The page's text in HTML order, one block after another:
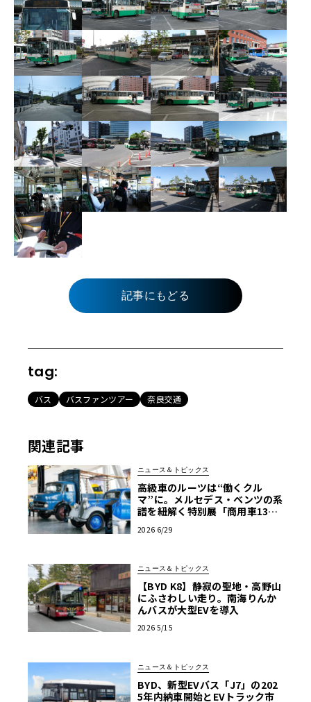
記事にもどる
tag:
バス バスファンツアー 奈良交通
関連記事
ニュース＆トピックス
高級車のルーツは“働くクル
マ”に。メルセデス・ベンツの系
譜を紐解く特別展「商用車130
2026 6/29
ニュース＆トピックス
【BYD K8】静寂の聖地・高野山
にふさわしい走り。南海りんか
んバスが大型EVを導入
2026 5/15
ニュース＆トピックス
BYD、新型EVバス「J7」の202
5年内納車開始とEVトラック市